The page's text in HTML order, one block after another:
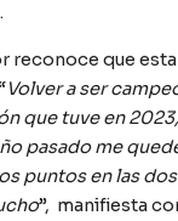
reconoce que
Volver a ser
que tuve en
pasado me
puntos en las
”, manifiesta